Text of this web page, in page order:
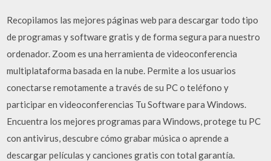
Recopilamos las mejores páginas web para descargar todo tipo
de programas y software gratis y de forma segura para nuestro
ordenador. Zoom es una herramienta de videoconferencia
multiplataforma basada en la nube. Permite a los usuarios
conectarse remotamente a través de su PC o teléfono y
participar en videoconferencias Tu Software para Windows.
Encuentra los mejores programas para Windows, protege tu PC
con antivirus, descubre cómo grabar música o aprende a
descargar películas y canciones gratis con total garantía.